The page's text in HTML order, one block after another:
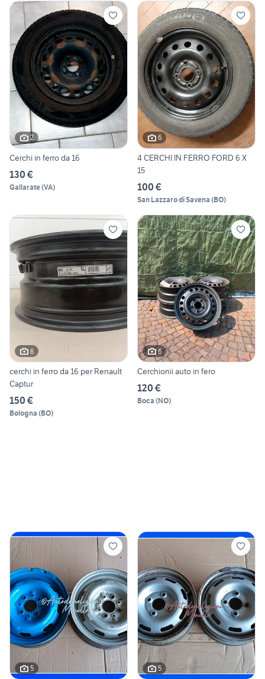
2
Cerchi in ferro da 16
130 €
Gallarate(VA)
6
4 CERCHI IN FERRO FORD 6 X
15
100 €
San Lazzaro di Savena (BO)
6
cerchi in ferro da 16 per Renault
Captur
150 €
Bologna (BO)
6
Cerchionii auto in fero
120 €
Boca (NO)
5 5